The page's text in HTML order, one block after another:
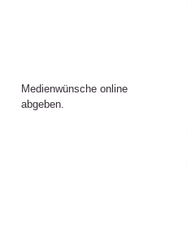
Medienwünsche online
abgeben.